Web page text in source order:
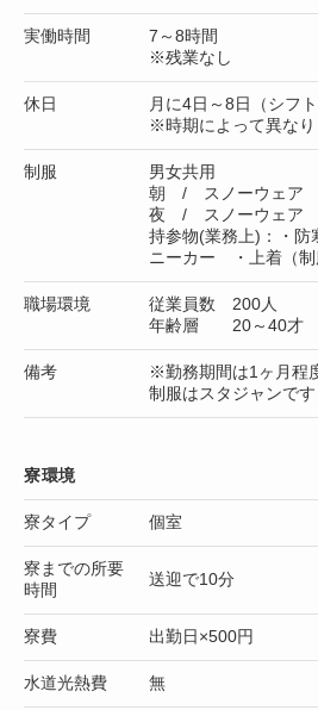
実働時間
7～8時間
※残業なし
休日
月に4日～8日（シフト
※時期によって異なり
制服
男女共用
朝 / スノーウェア
夜 / スノーウェア
持参物(業務上)：・
ニーカー ・上着（制
職場環境
従業員数 200人
年齢層 20～40才
備考
※勤務期間は1ヶ月
制服はスタジャンです
寮環境
寮タイプ 個室
寮までの所要
時間
送迎で10分
寮費 出勤日×500円
水道光熱費 無